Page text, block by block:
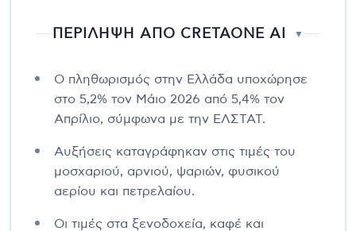
ΠΕΡΙΛΗΨΗ ΑΠΟ CRETAONE AI ▼
Ο πληθωρισμός στην Ελλάδα υποχώρησε
στο 5,2% τον Μάιο 2026 από 5,4% τον
Απρίλιο, σύμφωνα με την ΕΛΣΤΑΤ.
Αυξήσεις καταγράφηκαν στις τιμές του
μοσχαριού, αρνιού, ψαριών, φυσικού
αερίου και πετρελαίου.
Οι τιμές στα ξενοδοχεία, καφέ και